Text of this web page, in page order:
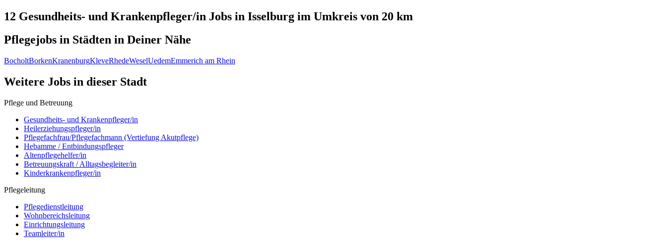
12 Gesundheits- und Krankenpfleger/in Jobs in Isselburg im Umkreis von 20 km
Pflegejobs in Städten in Deiner Nähe
BocholtBorkenKranenburgKleveRhedeWeselUedemEmmerich am Rhein
Weitere Jobs in dieser Stadt
Pflege und Betreuung
Gesundheits- und Krankenpfleger/in
Heilerziehungspfleger/in
Pflegefachfrau/Pflegefachmann (Vertiefung Akutpflege)
Hebamme / Entbindungspfleger
Altenpflegehelfer/in
Betreuungskraft / Alltagsbegleiter/in
Kinderkrankenpfleger/in
Pflegeleitung
Pflegedienstleitung
Wohnbereichsleitung
Einrichtungsleitung
Teamleiter/in